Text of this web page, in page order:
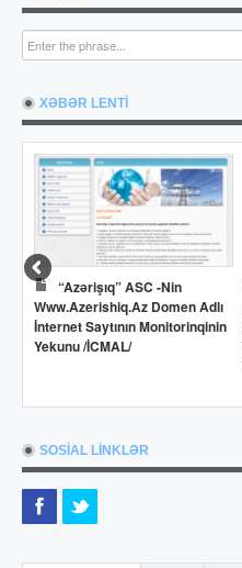
XƏBƏR LENTİ
“Azərişıq” ASC -nin
Www.azerishiq.az Domen Adlı
İnternet Saytının Monitorinqinin
Yekunu /İCMAL/
SOSİAL LİNKLƏR